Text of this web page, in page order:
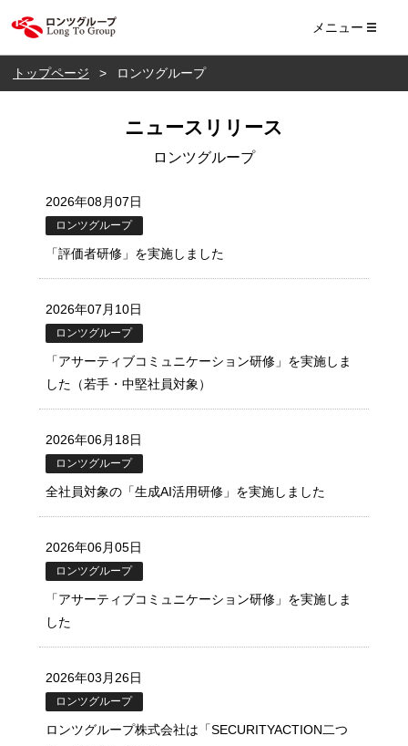
メニュー
トップページ ロンツグループ
ニュースリリース
ロンツグループ
2026年08月07日
ロンツグループ
「評価者研修」を実施しました
2026年07月10日
ロンツグループ
「アサーティブコミュニケーション研修」を実施しま
した（若手・中堅社員対象）
2026年06月18日
ロンツグループ
全社員対象の「生成AI活用研修」を実施しました
2026年06月05日
ロンツグループ
「アサーティブコミュニケーション研修」を実施しま
した
2026年03月26日
ロンツグループ
ロンツグループ株式会社は「SECURITYACTION二つ